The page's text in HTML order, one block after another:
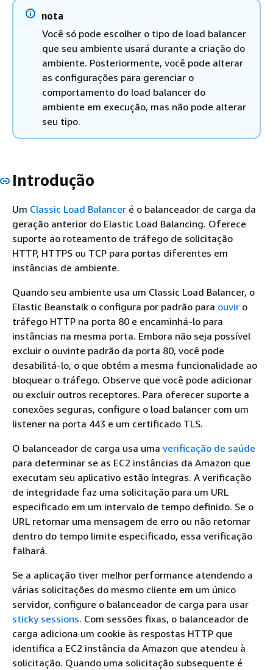
nota
Você só pode escolher o tipo de load balancer
que seu ambiente usará durante a criação do
ambiente. Posteriormente, você pode alterar
as configurações para gerenciar o
comportamento do load balancer do
ambiente em execução, mas não pode alterar
seu tipo.
Introdução
Um Classic Load Balancer é o balanceador de carga da
geração anterior do Elastic Load Balancing. Oferece
suporte ao roteamento de tráfego de solicitação
HTTP, HTTPS ou TCP para portas diferentes em
instâncias de ambiente.
Quando seu ambiente usa um Classic Load Balancer, o
Elastic Beanstalk o configura por padrão para ouvir o
tráfego HTTP na porta 80 e encaminhá-lo para
instâncias na mesma porta. Embora não seja possível
excluir o ouvinte padrão da porta 80, você pode
desabilitá-lo, o que obtém a mesma funcionalidade ao
bloquear o tráfego. Observe que você pode adicionar
ou excluir outros receptores. Para oferecer suporte a
conexões seguras, configure o load balancer com um
listener na porta 443 e um certificado TLS.
O balanceador de carga usa uma verificação de saúde
para determinar se as EC2 instâncias da Amazon que
executam seu aplicativo estão íntegras. A verificação
de integridade faz uma solicitação para um URL
especificado em um intervalo de tempo definido. Se o
URL retornar uma mensagem de erro ou não retornar
dentro do tempo limite especificado, essa verificação
falhará.
Se a aplicação tiver melhor performance atendendo a
várias solicitações do mesmo cliente em um único
servidor, configure o balanceador de carga para usar
sticky sessions. Com sessões fixas, o balanceador de
carga adiciona um cookie às respostas HTTP que
identifica a EC2 instância da Amazon que atendeu à
solicitação. Quando uma solicitação subsequente é